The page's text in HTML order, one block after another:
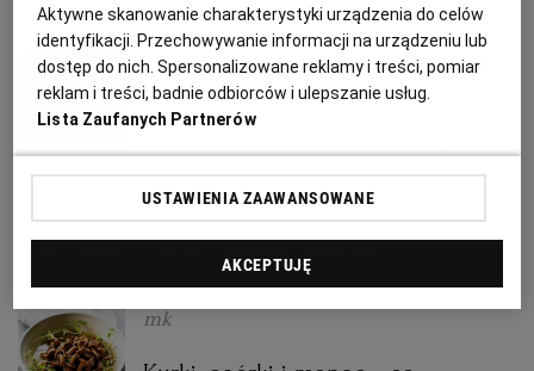
SOSNOWIEC
TORUŃ
TRÓJMIASTO
mk
Schab, gruszki, granaty - co zrobić
na obiad i na deser z produktów w
promocyjnych cenach
mk
Aktywne skanowanie charakterystyki urządzenia do celów
identyfikacji. Przechowywanie informacji na urządzeniu lub
dostęp do nich. Spersonalizowane reklamy i treści, pomiar
reklam i treści, badnie odbiorców i ulepszanie usług.
Lista Zaufanych Partnerów
USTAWIENIA ZAAWANSOWANE
AKCEPTUJĘ